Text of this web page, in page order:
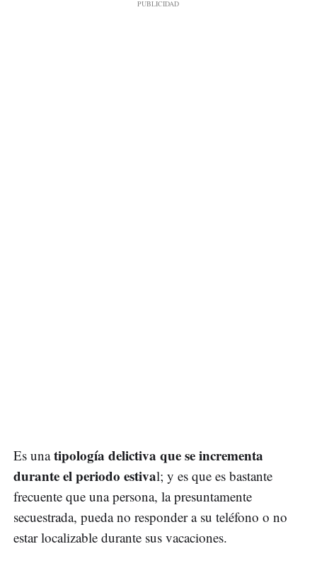
Es unatipología delictiva que se incrementa
durante el periodo estival; y es que es bastante
frecuente que una persona, la presuntamente
secuestrada, pueda no responder a su teléfono o no
estar localizable durante sus vacaciones.